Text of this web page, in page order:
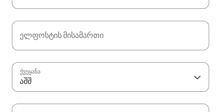
ელფოსტის მისამართი
ქვეყანა
აშშ